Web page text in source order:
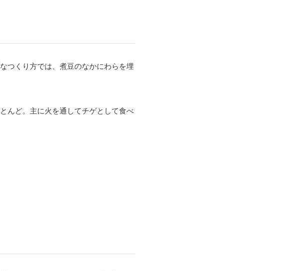
つくり方では、煮豆のなかにわらを埋
んど。主に火を通してチゲとして食べ